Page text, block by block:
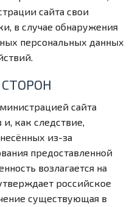
сайта свои
в случае обнаружения
персональных данных
сайта
и, как следствие,
из-за
предоставленной
возлагается на
российское
существующая в